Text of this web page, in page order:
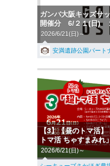
ガンバ大阪キッズサ
開催分 6/２１(日)
2026/6/21(日)～
安満遺跡公園パート
【3】【昼のトマ活
トマ活 ちゃすまみれ
2026/6/21(日)～